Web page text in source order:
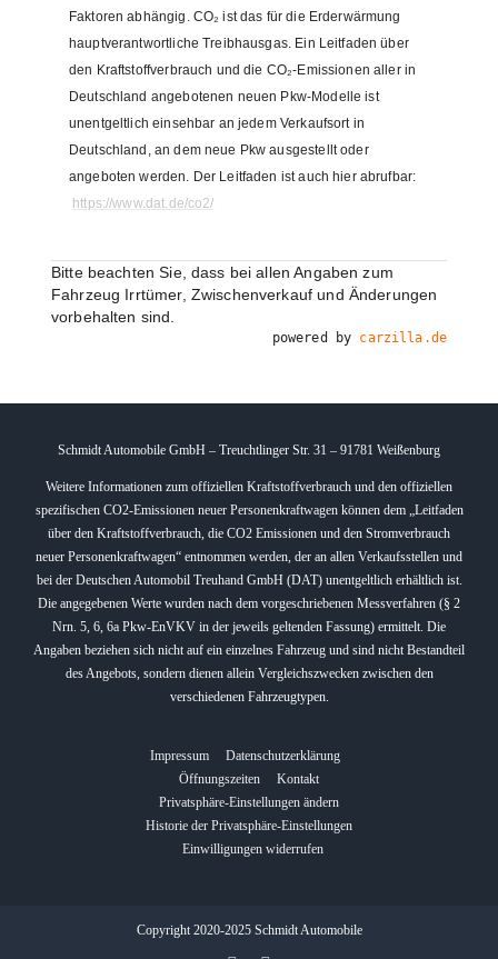
Faktoren abhängig. CO₂ ist das für die Erderwärmung
hauptverantwortliche Treibhausgas. Ein Leitfaden über
den Kraftstoffverbrauch und die CO₂-Emissionen aller in
Deutschland angebotenen neuen Pkw-Modelle ist
unentgeltlich einsehbar an jedem Verkaufsort in
Deutschland, an dem neue Pkw ausgestellt oder
angeboten werden. Der Leitfaden ist auch hier abrufbar:
https://www.dat.de/co2/
Bitte beachten Sie, dass bei allen Angaben zum
Fahrzeug Irrtümer, Zwischenverkauf und Änderungen
vorbehalten sind.
powered by carzilla.de
Schmidt Automobile GmbH – Treuchtlinger Str. 31 – 91781 Weißenburg
Weitere Informationen zum offiziellen Kraftstoffverbrauch und den offiziellen
spezifischen CO2-Emissionen neuer Personenkraftwagen können dem „Leitfaden
über den Kraftstoffverbrauch, die CO2 Emissionen und den Stromverbrauch
neuer Personenkraftwagen“ entnommen werden, der an allen Verkaufsstellen und
bei der Deutschen Automobil Treuhand GmbH (DAT) unentgeltlich erhältlich ist.
Die angegebenen Werte wurden nach dem vorgeschriebenen Messverfahren (§ 2
Nrn. 5, 6, 6a Pkw-EnVKV in der jeweils geltenden Fassung) ermittelt. Die
Angaben beziehen sich nicht auf ein einzelnes Fahrzeug und sind nicht Bestandteil
des Angebots, sondern dienen allein Vergleichszwecken zwischen den
verschiedenen Fahrzeugtypen.
Impressum
Datenschutzerklärung
Öffnungszeiten
Kontakt
Privatsphäre-Einstellungen ändern
Historie der Privatsphäre-Einstellungen
Einwilligungen widerrufen
Copyright 2020-2025 Schmidt Automobile